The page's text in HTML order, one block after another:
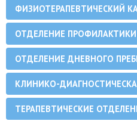
ФИЗИОТЕРАПЕВТИЧЕСКИЙ
ОТДЕЛЕНИЕ ПРОФИЛАКТИКИ
ОТДЕЛЕНИЕ ДНЕВНОГО
КЛИНИКО-
ТЕРАПЕВТИЧЕСКИЕ